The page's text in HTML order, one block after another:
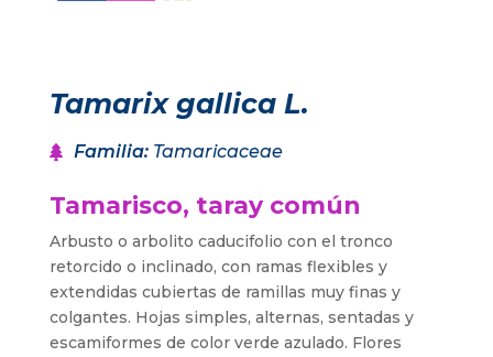
Tamarix gallica L.
Familia: Tamaricaceae
Tamarisco, taray común
Arbusto o arbolito caducifolio con el tronco
retorcido o inclinado, con ramas flexibles y
extendidas cubiertas de ramillas muy finas y
colgantes. Hojas simples, alternas, sentadas y
escamiformes de color verde azulado. Flores